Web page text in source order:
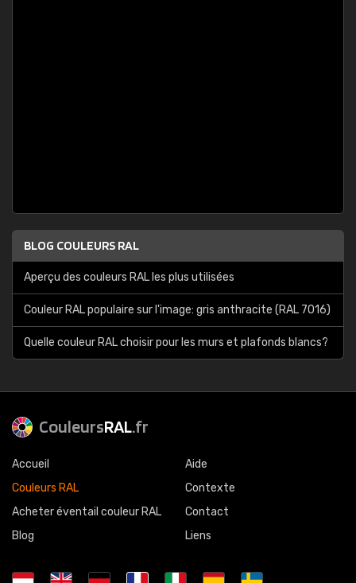
BLOG COULEURS RAL
Aperçu des couleurs RAL les plus utilisées
Couleur RAL populaire sur l'image: gris anthracite (RAL 7016)
Quelle couleur RAL choisir pour les murs et plafonds blancs?
CouleursRAL.fr
Accueil
Couleurs RAL
Acheter éventail couleur RAL
Blog
Aide
Contexte
Contact
Liens